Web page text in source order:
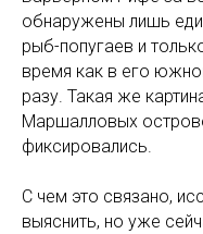
обнаружены лишь
рыб-попугаев и
время как в его
разу. Такая же
Маршалловых
фиксировались.
С чем это связано,
выяснить, но уже